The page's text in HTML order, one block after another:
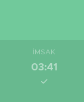
İMSAK
03:41